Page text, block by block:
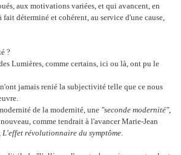
aux motivations variées, et qui avancent, en
fait déterminé et cohérent, au service d'une cause,
?
Lumières, comme certains, ici ou là, ont pu le
jamais renié la subjectivité telle que ce nous
de la modernité, une "seconde modernité",
comme tendrait à l'avancer Marie-Jean
L'effet révolutionnaire du symptôme.